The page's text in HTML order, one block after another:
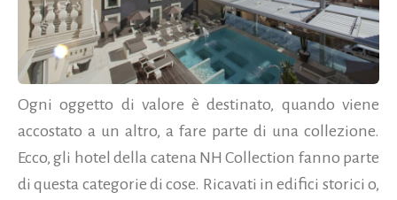
Ogni oggetto di valore è destinato, quando viene
accostato a un altro, a fare parte di una collezione.
Ecco, gli hotel della catena NH Collection fanno parte
di questa categorie di cose. Ricavati in edifici storici o,